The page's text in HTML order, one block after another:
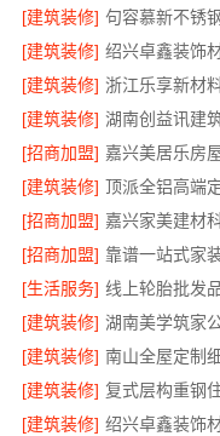
[建筑装修] 句容慕新不锈
[建筑装修]
[建筑装修]
[建筑装修] 湖南创益讯建
[招商加盟] 嘉兴美居乐房
[建筑装修] 顶派全铝高端
[招商加盟] 嘉兴家美建材
[招商加盟]
[生活服务]
[建筑装修] 湖南美学筑家
[建筑装修] 南山全屋定制
[建筑装修]
[建筑装修]